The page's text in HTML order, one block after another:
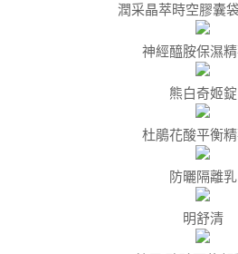
潤采晶萃時空膠囊
神經醯胺保濕
熊白奇姬錠
杜鵑花酸平衡
防曬隔離乳
明舒清